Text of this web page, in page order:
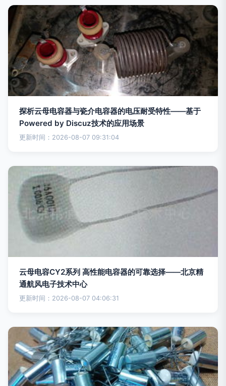
探析云母电容器与瓷介电容器的电压耐受特性——基于
Powered by Discuz技术的应用场景
更新时间：2026-08-07 09:31:04
云母电容CY2系列 高性能电容器的可靠选择——北京精
通航风电子技术中心
更新时间：2026-08-07 04:06:31